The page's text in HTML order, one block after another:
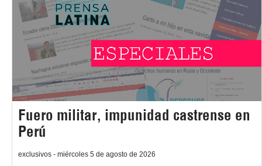
Fuero militar, impunidad castrense en
Perú
exclusivos - miércoles 5 de agosto de 2026